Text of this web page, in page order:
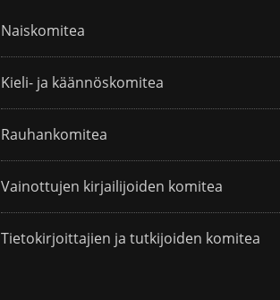
Naiskomitea
Kieli- ja käännöskomitea
Rauhankomitea
Vainottujen kirjailijoiden komitea
Tietokirjoittajien ja tutkijoiden komitea